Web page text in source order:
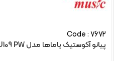
Code : 7672
پیانو آکوستیک یاماها مدل JU109 PW